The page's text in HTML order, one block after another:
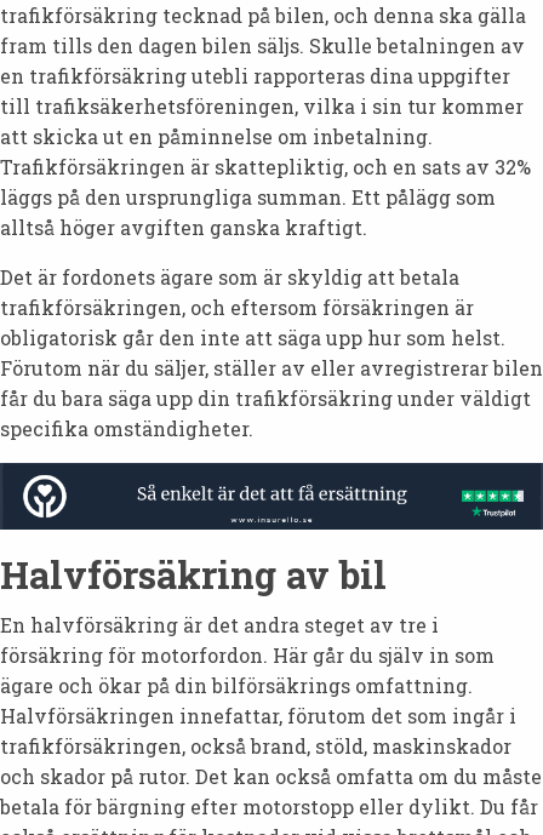
trafikförsäkring tecknad på bilen, och denna ska gälla
fram tills den dagen bilen säljs. Skulle betalningen av
en trafikförsäkring utebli rapporteras dina uppgifter
till trafiksäkerhetsföreningen, vilka i sin tur kommer
att skicka ut en påminnelse om inbetalning.
Trafikförsäkringen är skattepliktig, och en sats av 32%
läggs på den ursprungliga summan. Ett pålägg som
alltså höger avgiften ganska kraftigt.
Det är fordonets ägare som är skyldig att betala
trafikförsäkringen, och eftersom försäkringen är
obligatorisk går den inte att säga upp hur som helst.
Förutom när du säljer, ställer av eller avregistrerar bilen
får du bara säga upp din trafikförsäkring under väldigt
specifika omständigheter.
Halvförsäkring av bil
En halvförsäkring är det andra steget av tre i
försäkring för motorfordon. Här går du själv in som
ägare och ökar på din bilförsäkrings omfattning.
Halvförsäkringen innefattar, förutom det som ingår i
trafikförsäkringen, också brand, stöld, maskinskador
och skador på rutor. Det kan också omfatta om du måste
betala för bärgning efter motorstopp eller dylikt. Du får